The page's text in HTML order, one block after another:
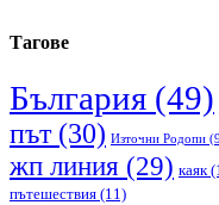
Тагове
България (49)
път(30) Източни Родопи
жп линия (29) каяк
пътешествия (11)